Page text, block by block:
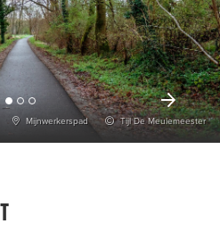
Mijnwerkerspad Tijl De Meulemeester